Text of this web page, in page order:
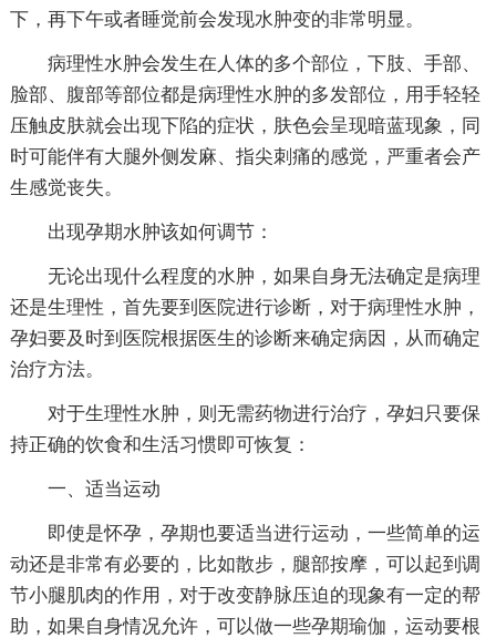
下，再下午或者睡觉前会发现水肿变的非常明显。
病理性水肿会发生在人体的多个部位，下肢、手部、
脸部、腹部等部位都是病理性水肿的多发部位，用手轻轻
压触皮肤就会出现下陷的症状，肤色会呈现暗蓝现象，同
时可能伴有大腿外侧发麻、指尖刺痛的感觉，严重者会产
生感觉丧失。
出现孕期水肿该如何调节：
无论出现什么程度的水肿，如果自身无法确定是病理
还是生理性，首先要到医院进行诊断，对于病理性水肿，
孕妇要及时到医院根据医生的诊断来确定病因，从而确定
治疗方法。
对于生理性水肿，则无需药物进行治疗，孕妇只要保
持正确的饮食和生活习惯即可恢复：
一、适当运动
即使是怀孕，孕期也要适当进行运动，一些简单的运
动还是非常有必要的，比如散步，腿部按摩，可以起到调
节小腿肌肉的作用，对于改变静脉压迫的现象有一定的帮
助，如果自身情况允许，可以做一些孕期瑜伽，运动要根